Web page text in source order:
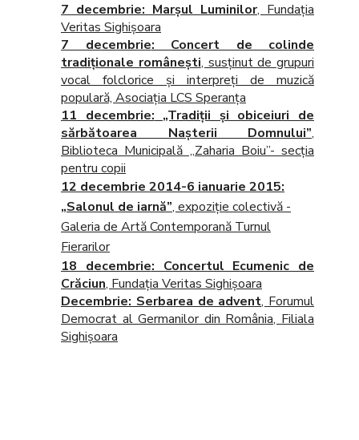
7 decembrie: Marşul Luminilor, Fundația
Veritas Sighișoara
7 decembrie: Concert de colinde
tradiționale românești, susținut de grupuri
vocal folclorice și interpreți de muzică
populară, Asociația LCS Speranța
11 decembrie: „Tradiţii şi obiceiuri de
sărbătoarea Naşterii Domnului”,
Biblioteca Municipală „Zaharia Boiu”- secţia
pentru copii
12 decembrie 2014-6 ianuarie 2015:
„Salonul de iarnă”, expoziţie colectivă -
Galeria de Artă Contemporană Turnul
Fierarilor
18 decembrie: Concertul Ecumenic de
Crăciun, Fundația Veritas Sighișoara
Decembrie: Serbarea de advent, Forumul
Democrat al Germanilor din România, Filiala
Sighișoara